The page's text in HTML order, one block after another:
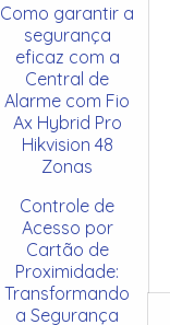
Como garantir a
segurança
eficaz com a
Central de
Alarme com Fio
Ax Hybrid Pro
Hikvision 48
Zonas
Controle de
Acesso por
Cartão de
Proximidade:
Transformando
a Segurança